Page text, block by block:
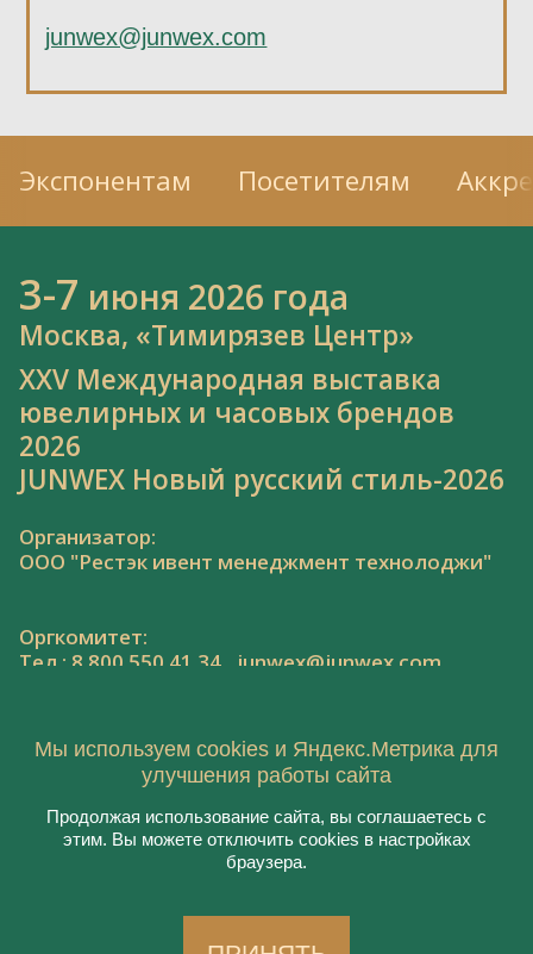
junwex@junwex.com
Экспонентам Посетителям
3-7 июня 2026 года
Москва, «Тимирязев Центр»
XXV Международная выставка
ювелирных и часовых брендов
2026
JUNWEX Новый русский стиль-2026
Организатор:
ООО "Рестэк ивент менеджмент технолоджи"
Оргкомитет:
Тел.: 8 800 550 41 34, junwex@junwex.com
© 2020, ООО "Рестэк ивент менеджмент
технолоджи"
Пользовательское соглашение
Мы используем cookies и Яндекс.Метрика для
улучшения работы сайта
Продолжая использование сайта, вы соглашаетесь с
этим. Вы можете отключить cookies в настройках
браузера.